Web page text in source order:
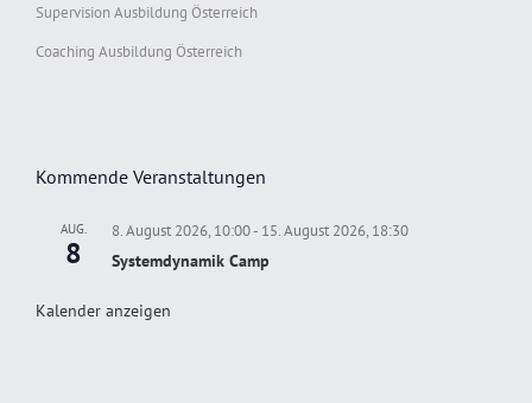
Supervision Ausbildung Österreich
Coaching Ausbildung Österreich
Kommende Veranstaltungen
AUG.
8
8. August 2026, 10:00- 15. August 2026, 18:30
Systemdynamik Camp
Kalender anzeigen